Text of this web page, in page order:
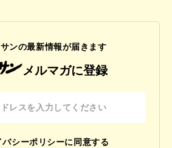
ンの最新情報が届きます
メルマガに登録
バシーポリシーに同意する